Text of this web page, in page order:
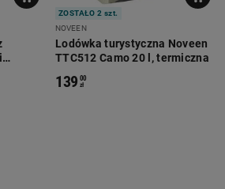
ZOSTAŁO 2 szt.
NOVEEN
Lodówka turystyczna Noveen
TTC512 Camo 20 l, termiczna
139 00
zł